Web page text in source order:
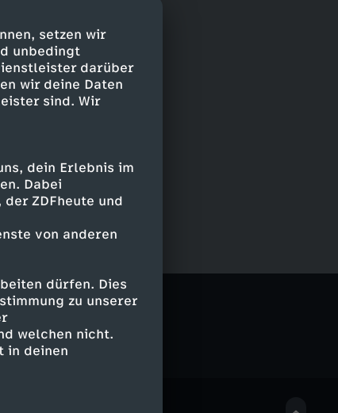
setzen wir
unbedingt
darüber
wir deine Daten
sind. Wir
dein Erlebnis im
Dabei
ZDFheute und
von anderen
dürfen. Dies
zu unserer
welchen nicht.
in deinen